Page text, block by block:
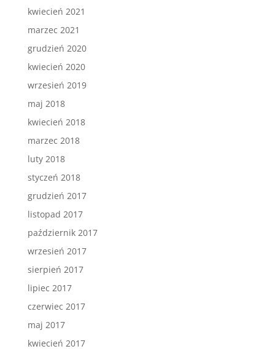
kwiecień 2021
marzec 2021
grudzień 2020
kwiecień 2020
wrzesień 2019
maj 2018
kwiecień 2018
marzec 2018
luty 2018
styczeń 2018
grudzień 2017
listopad 2017
październik 2017
wrzesień 2017
sierpień 2017
lipiec 2017
czerwiec 2017
maj 2017
kwiecień 2017